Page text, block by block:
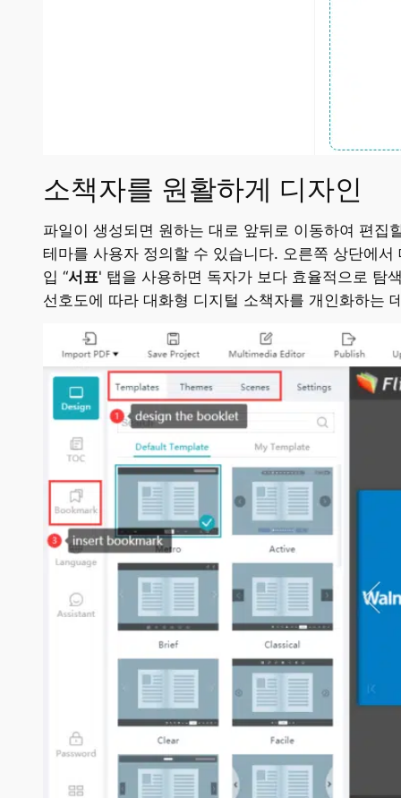
소책자를 원활하게 디자인
파일이 생성되면 원하는 대로 앞뒤로 이동하여 편
테마를 사용자 정의할 수 있습니다. 오른쪽 상단에
입 “서표' 탭을 사용하면 독자가 보다 효율적으로 탐
선호도에 따라 대화형 디지털 소책자를 개인화하는